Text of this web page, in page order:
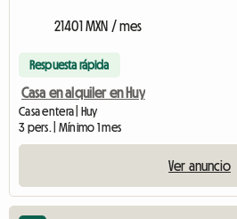
21401 MXN / mes
Respuesta rápida
Casa en alquiler en Huy
Casa entera | Huy
3 pers. | Mínimo 1 mes
Ver anuncio